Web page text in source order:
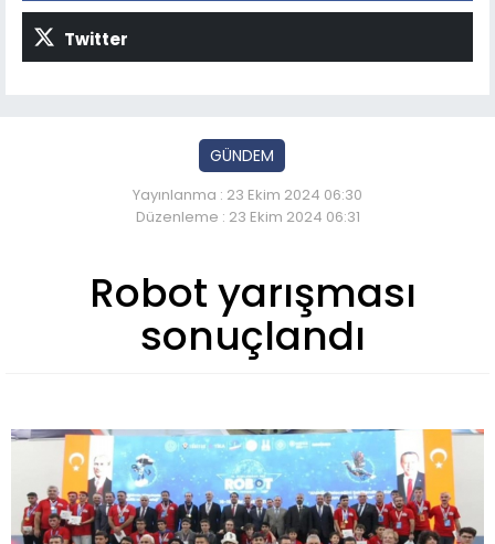
Twitter
GÜNDEM
Yayınlanma : 23 Ekim 2024 06:30
Düzenleme : 23 Ekim 2024 06:31
Robot yarışması
sonuçlandı